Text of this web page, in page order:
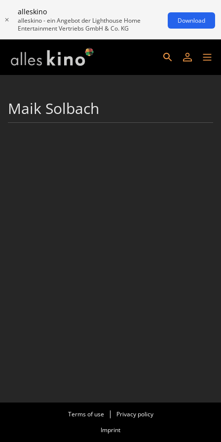
alleskino
alleskino - ein Angebot der Lighthouse Home
Entertainment Vertriebs GmbH & Co. KG
Download
Maik Solbach
Terms of use
Privacy policy
Imprint